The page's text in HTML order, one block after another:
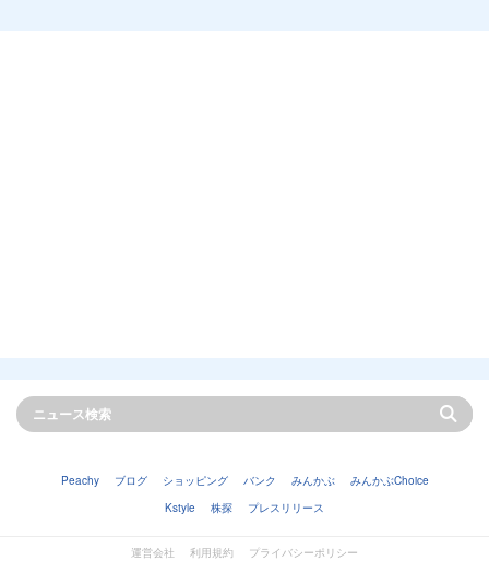
Peachy ブログ ショッピング バンク みんかぶ
みんかぶChoice
Kstyle
株探 プレスリリース
運営会社 利用規約
プライバシーポリシー